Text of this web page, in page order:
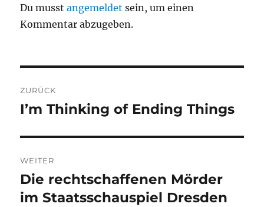
Du musstangemeldet sein, um einen
Kommentar abzugeben.
ZURÜCK
Vorheriger
I’m Thinking of Ending Things
WEITER
Nächster
Beitrag:
Die rechtschaffenen Mörder
im Staatsschauspiel Dresden